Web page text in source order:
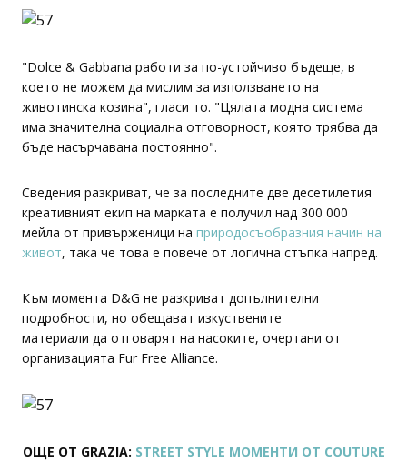
"Dolce & Gabbana работи за по-устойчиво бъдеще, в
което не можем да мислим за използването на
животинска козина", гласи то. "Цялата модна система
има значителна социална отговорност, която трябва да
бъде насърчавана постоянно".
Сведения разкриват, че за последните две десетилетия
креативният екип на марката е получил над 300 000
мейла от привърженици на природосъобразния начин на
живот, така че това е повече от логична стъпка напред.
Към момента D&G не разкриват допълнителни
подробности, но обещават изкуствените
материали да отговарят на насоките, очертани от
организацията Fur Free Alliance.
ОЩЕ ОТ GRAZIA: STREET STYLE МОМЕНТИ ОТ COUTURE